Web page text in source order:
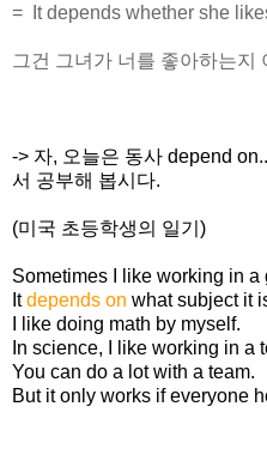
= It depends whether she
그건 그녀가 너를 좋아하는지
-> 자, 오늘은 동사 depend
서 공부해 봅시다.
(미국 초등학생의 일기)
Sometimes I like working in a
Itdepends on what subject it
I like doing math by myself.
In science, I like working in a
You can do a lot with a team.
But it only works if everyone